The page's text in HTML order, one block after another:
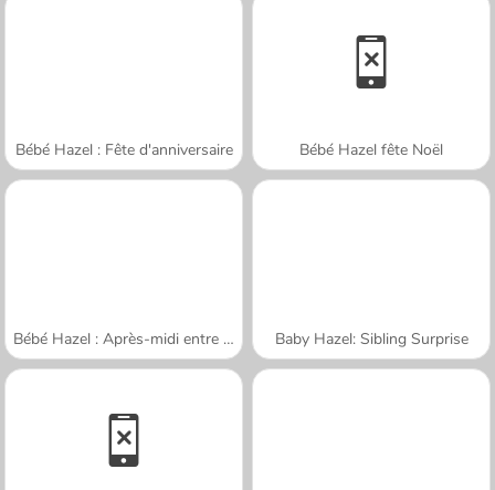
Bébé Hazel : Fête d'anniversaire Bébé Hazel fête Noël
Bébé Hazel : Après-midi entre amis Baby Hazel: Sibling Surprise